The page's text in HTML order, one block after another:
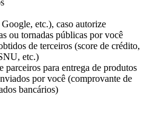
etc.), caso autorize
ou tornadas públicas por você
de terceiros (score de crédito,
etc.)
parceiros para entrega de produtos
por você (comprovante de
bancários)